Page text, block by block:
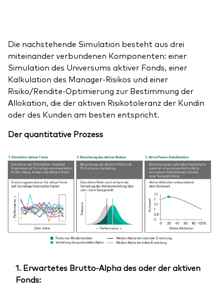
Die nachstehende Simulation besteht aus drei
miteinander verbundenen Komponenten: einer
Simulation des Universums aktiver Fonds, einer
Kalkulation des Manager-Risikos und einer
Risiko/Rendite-Optimierung zur Bestimmung der
Allokation, die der aktiven Risikotoleranz der Kundin
oder des Kunden am besten entspricht.
Der quantitative Prozess
1. Erwartetes Brutto-Alpha des oder der aktiven
Fonds: